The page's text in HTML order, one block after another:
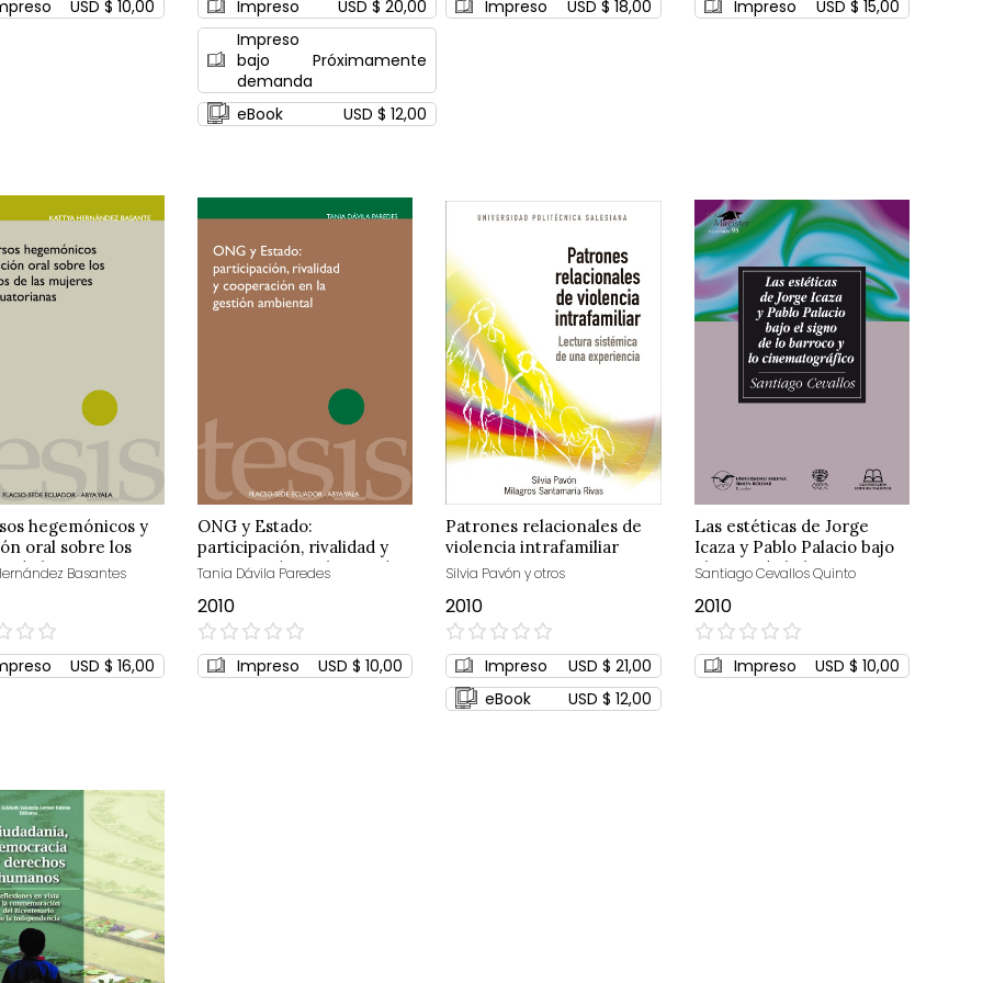
USD $ 10,00 Impreso
USD $ 20,00
Impreso
bajo
demanda
Próximamente
eBook USD $ 12,00
Impreso USD $ 18,00 Impreso USD $ 15,00
hegemónicos y
oral sobre los
de las mujeres
Basantes
USD $ 16,00
ONG y Estado:
participación, rivalidad y
cooperación en la gestión
Tania Dávila Paredes
2010
0%
Impreso USD $ 10,00
Patrones relacionales de
violencia intrafamiliar
Silvia Pavón y otros
2010
0%
Impreso
USD $ 21,00
eBook
USD $ 12,00
Las estéticas de Jorge
Icaza y Pablo Palacio bajo
el signo de lo barroco y
cinematográfico
Santiago Cevallos Quinto
2010
0%
Impreso USD $ 10,00